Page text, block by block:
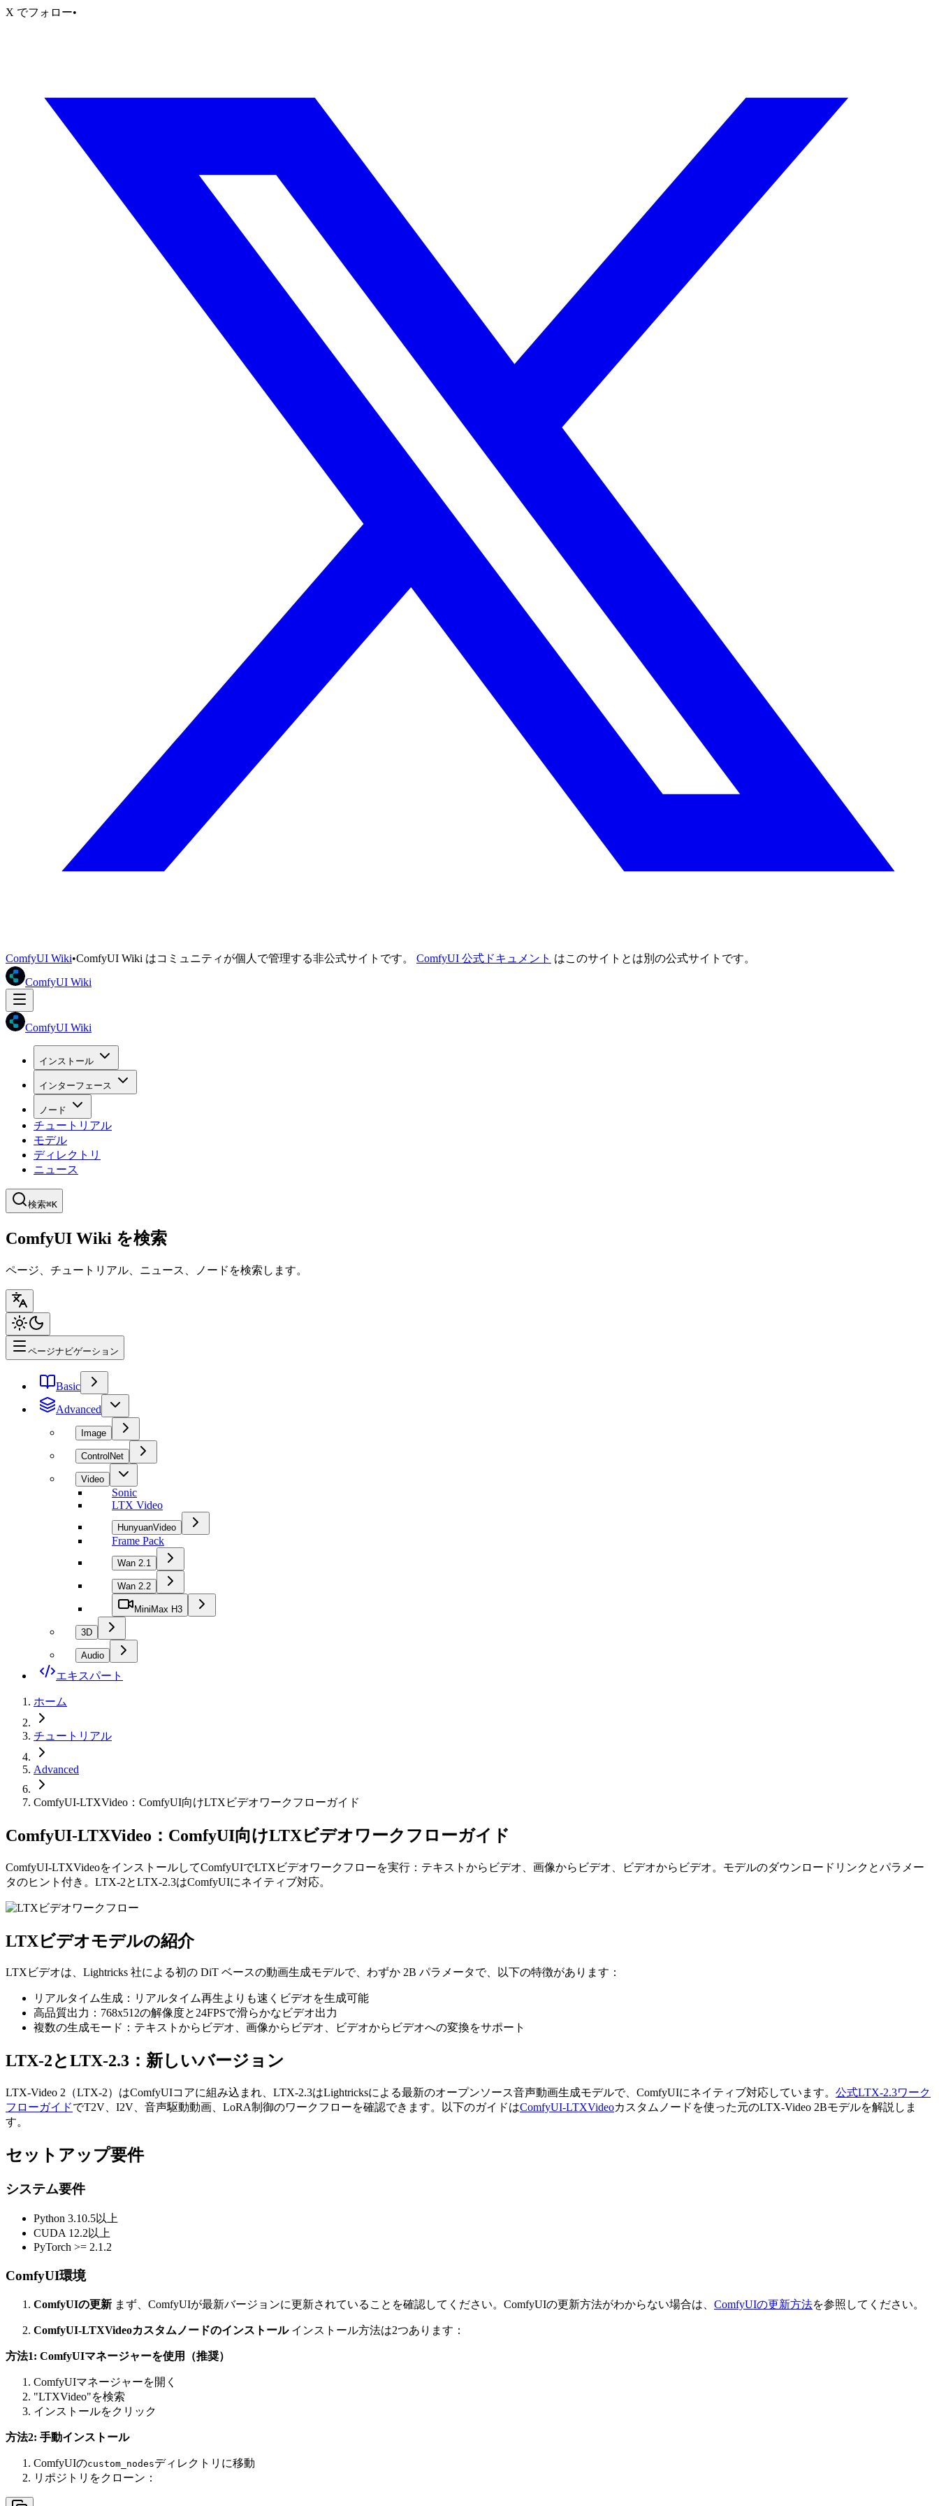
X でフォロー•
ComfyUI Wiki•ComfyUI Wiki はコミュニティが個人で管理する非公式サイトです。 ComfyUI 公式ドキュメント はこのサイトとは別の公式サイトです。
ComfyUI Wiki
ComfyUI Wiki
インストール
インターフェース
ノード
チュートリアル
モデル
ディレクトリ
ニュース
検索⌘K
ComfyUI Wiki を検索
ページ、チュートリアル、ニュース、ノードを検索します。
ページナビゲーション
Basic
Advanced
Image
ControlNet
Video
Sonic
LTX Video
HunyuanVideo
Frame Pack
Wan 2.1
Wan 2.2
MiniMax H3
3D
Audio
エキスパート
ホーム
チュートリアル
Advanced
ComfyUI-LTXVideo：ComfyUI向けLTXビデオワークフローガイド
ComfyUI-LTXVideo：ComfyUI向けLTXビデオワークフローガイド
ComfyUI-LTXVideoをインストールしてComfyUIでLTXビデオワークフローを実行：テキストからビデオ、画像からビデオ、ビデオからビデオ。モデルのダウンロードリンクとパラメー
タのヒント付き。LTX-2とLTX-2.3はComfyUIにネイティブ対応。
LTXビデオモデルの紹介
LTXビデオは、Lightricks 社による初の DiT ベースの動画生成モデルで、わずか 2B パラメータで、以下の特徴があります：
リアルタイム生成：リアルタイム再生よりも速くビデオを生成可能
高品質出力：768x512の解像度と24FPSで滑らかなビデオ出力
複数の生成モード：テキストからビデオ、画像からビデオ、ビデオからビデオへの変換をサポート
LTX-2とLTX-2.3：新しいバージョン
LTX-Video 2（LTX-2）はComfyUIコアに組み込まれ、LTX-2.3はLightricksによる最新のオープンソース音声動画生成モデルで、ComfyUIにネイティブ対応しています。 公式LTX-2.3ワーク
フローガイドでT2V、I2V、音声駆動動画、LoRA制御のワークフローを確認できます。以下のガイドはComfyUI-LTXVideoカスタムノードを使った元のLTX-Video 2Bモデルを解説しま
す。
セットアップ要件
システム要件
Python 3.10.5以上
CUDA 12.2以上
PyTorch >= 2.1.2
ComfyUI環境
ComfyUIの更新 まず、ComfyUIが最新バージョンに更新されていることを確認してください。ComfyUIの更新方法がわからない場合は、 ComfyUIの更新方法を参照してください。
ComfyUI-LTXVideoカスタムノードのインストールインストール方法は2つあります：
方法1: ComfyUIマネージャーを使用（推奨）
ComfyUIマネージャーを開く
"LTXVideo"を検索
インストールをクリック
方法2: 手動インストール
ComfyUIのcustom_nodesディレクトリに移動
リポジトリをクローン：